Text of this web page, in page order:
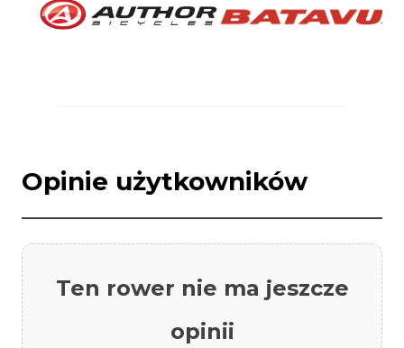
Opinie użytkowników
Ten rower nie ma jeszcze
opinii